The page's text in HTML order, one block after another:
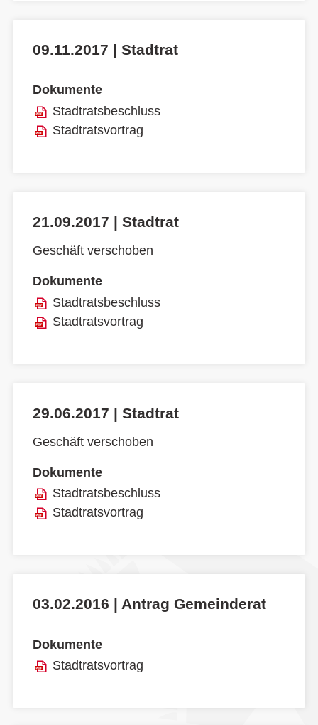
09.11.2017 | Stadtrat
Dokumente
Stadtratsbeschluss
Stadtratsvortrag
21.09.2017 | Stadtrat
Geschäft verschoben
Dokumente
Stadtratsbeschluss
Stadtratsvortrag
29.06.2017 | Stadtrat
Geschäft verschoben
Dokumente
Stadtratsbeschluss
Stadtratsvortrag
03.02.2016 | Antrag Gemeinderat
Dokumente
Stadtratsvortrag